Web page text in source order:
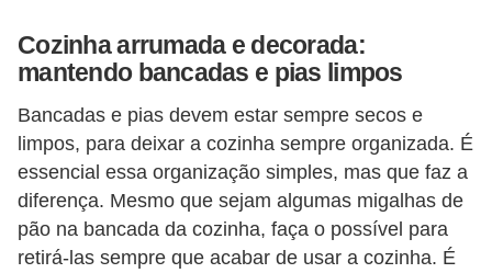
Cozinha arrumada e decorada:
mantendo bancadas e pias limpos
Bancadas e pias devem estar sempre secos e
limpos, para deixar a cozinha sempre organizada. É
essencial essa organização simples, mas que faz a
diferença. Mesmo que sejam algumas migalhas de
pão na bancada da cozinha, faça o possível para
retirá-las sempre que acabar de usar a cozinha. É